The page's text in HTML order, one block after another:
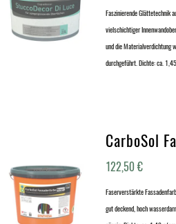
Faszinierende Glättetechnik
vielschichtiger
und die Materialverdichtung
durchgeführt. Dichte: ca.
CarboSol
122,50€
Faserverstärkte
gut deckend, hoch